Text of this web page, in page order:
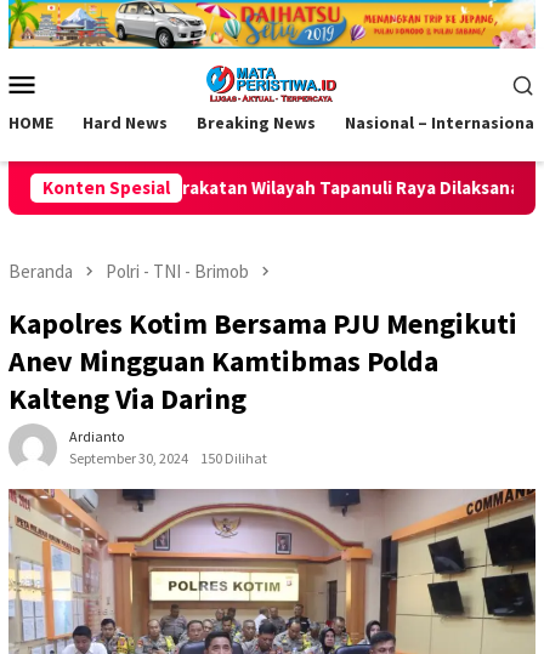
Loncat
ke
Mobile
HOME Hard News Breaking News Nasional – Internasional
Konten Spesial
Tapanuli Raya Dilaksanakan Jaring Talenta Muda
Beranda Polri - TNI - Brimob
Kapolres Kotim Bersama PJU Mengikuti
Anev Mingguan Kamtibmas Polda
Kalteng Via Daring
Ardianto
September 30, 2024
150 Dilihat